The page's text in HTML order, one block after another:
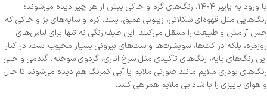
با ورود به پاییز ۱۴۰۴، رنگ‌های گرم و خاکی بیش از هر چیز دیده می‌شوند؛
رنگ‌هایی مثل قهوه‌ای شکلاتی، زیتونی عمیق، سِند، کِرِم و سایه‌های بژ و خاکی که
حس آرامش و طبیعت را منتقل می‌کنند. این طیف رنگی نه تنها برای لباس‌های
روزمره، بلکه در کت‌ها، سویشرت‌ها و ست‌های بیرونی بسیار محبوب است. در کنار
این رنگ‌های پایه، رنگ‌های تأکیدی مثل سرخ اناری، گردوی سوخته، گندمی و حتی
رنگ‌های پودری ملایم مانند صورتی ملایم یا آبی کمرنگ هم دیده می‌شوند تا حال
و هوای پاییزی را با شادابی ملایم همراهی کنند.